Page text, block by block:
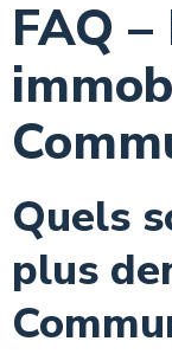
FAQ
Quels
plus